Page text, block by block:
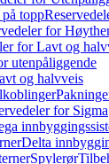
topp
for
for Lavt og
utenpåliggende
og halvveis
for Sigma
Delta
Spylerør